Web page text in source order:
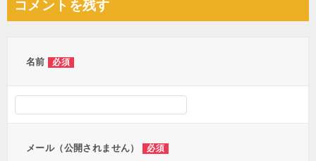
ビ
コメントを残す
名前 必須
メール（公開されません） 必須